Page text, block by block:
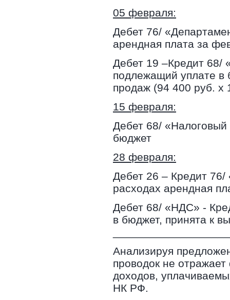
05 февраля:
Дебет 76/
арендная плата за
Дебет 19 –Кредит 68/
подлежащий уплате в
продаж (94 400 руб. х
15 февраля:
Дебет 68/
бюджет
28 февраля:
Дебет 26 – Кредит
расходах арендная
Дебет 68/ «НДС» -
в бюджет, принята к
Анализируя
проводок не
доходов,
НК РФ.